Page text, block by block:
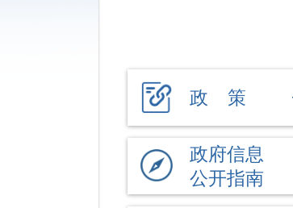
政 策
政府信息
公开指南